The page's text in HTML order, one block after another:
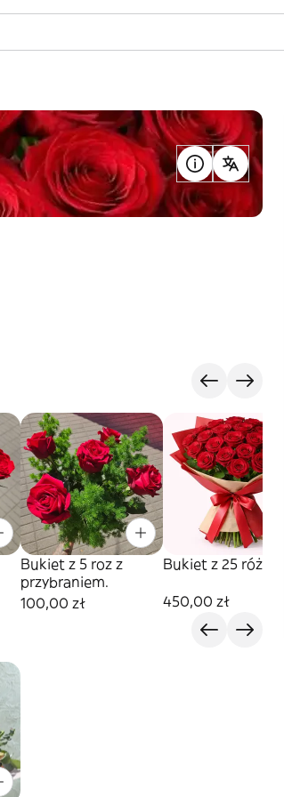
Bukiet z 5 roz z
przybraniem.
100,00 zł
Bukiet z 25 róż.
450,00 zł